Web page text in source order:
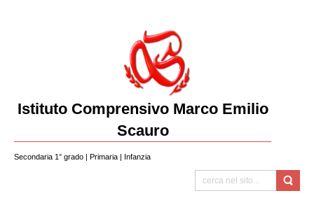
Istituto Comprensivo Marco Emilio
Scauro
Secondaria 1° grado | Primaria | Infanzia